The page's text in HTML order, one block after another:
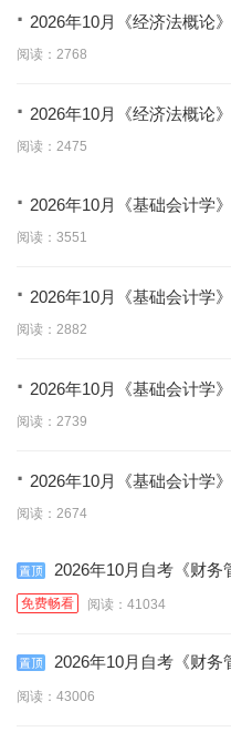
· 2026年10月《经济法概论
阅读：2768
· 2026年10月《经济法概论
阅读：2475
· 2026年10月《基础会计学
背】
阅读：3551
· 2026年10月《基础会计学
学】
阅读：2882
· 2026年10月《基础会计学
阅读：2739
· 2026年10月《基础会计学
阅读：2674
2026年10月自考《财务
免费畅看 阅读：41034
2026年10月自考《财务
阅读：43006